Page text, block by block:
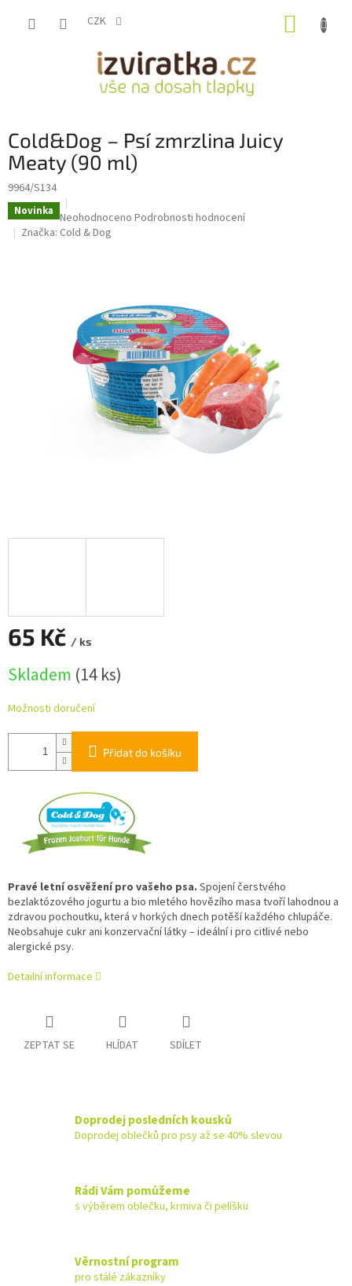
CZK
Cold&Dog – Psí zmrzlina Juicy
Meaty (90 ml)
9964/S134
Novinka Průměrné
hodnocení
hvězdiček.
Neohodnoceno Podrobnosti hodnocení
Značka: Cold & Dog
65 Kč / ks
cena:
Skladem (14 ks)
Možnosti doručení
Přidat do košíku
Pravé letní osvěžení pro vašeho psa. Spojení čerstvého
bezlaktózového jogurtu a bio mletého hovězího masa tvoří lahodnou a
zdravou pochoutku, která v horkých dnech potěší každého chlupáče.
Neobsahuje cukr ani konzervační látky – ideální i pro citlivé nebo
alergické psy.
Detailní informace
ZEPTAT SE HLÍDAT SDÍLET
Doprodej posledních kousků
Doprodej oblečků pro psy až se 40% slevou
Rádi Vám pomůžeme
s výběrem oblečku, krmiva či pelíšku
Věrnostní program
pro stálé zákazníky